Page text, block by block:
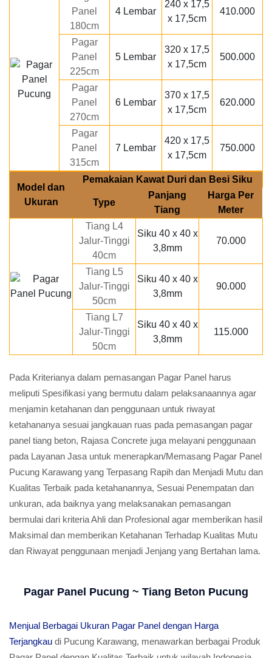
Panel
180cm
4 Lembar
240 x 17,5
x 17,5cm
410.000
Pagar
Panel
225cm
5 Lembar
320 x 17,5
x 17,5cm
500.000
Pagar
Panel
270cm
6 Lembar
370 x 17,5
x 17,5cm
620.000
Pagar
Panel
315cm
7 Lembar
420 x 17,5
x 17,5cm
750.000
Model dan
Ukuran
Pemakaian Kawat Duri dan Besi Siku
Type
Panjang
Tiang
Harga Per
Meter
Tiang L4
Jalur-Tinggi
40cm
Siku 40 x 40 x
3,8mm
70.000
Tiang L5
Jalur-Tinggi
50cm
Siku 40 x 40 x
3,8mm
90.000
Tiang L7
Jalur-Tinggi
50cm
Siku 40 x 40 x
3,8mm
115.000
Pada Kriterianya dalam pemasangan Pagar Panel harus
meliputi Spesifikasi yang bermutu dalam pelaksanaannya agar
menjamin ketahanan dan penggunaan untuk riwayat
ketahananya sesuai jangkauan ruas pada pemasangan pagar
panel tiang beton, Rajasa Concrete juga melayani penggunaan
pada Layanan Jasa untuk menerapkan/Memasang Pagar Panel
Pucung Karawang yang Terpasang Rapih dan Menjadi Mutu dan
Kualitas Terbaik pada ketahanannya, Sesuai Penempatan dan
unkuran, ada baiknya yang melaksanakan pemasangan
bermulai dari kriteria Ahli dan Profesional agar memberikan hasil
Maksimal dan memberikan Ketahanan Terhadap Kualitas Mutu
dan Riwayat penggunaan menjadi Jenjang yang Bertahan lama.
Pagar Panel Pucung ~ Tiang Beton Pucung
Menjual Berbagai Ukuran Pagar Panel dengan Harga
Terjangkau di Pucung Karawang, menawarkan berbagai Produk